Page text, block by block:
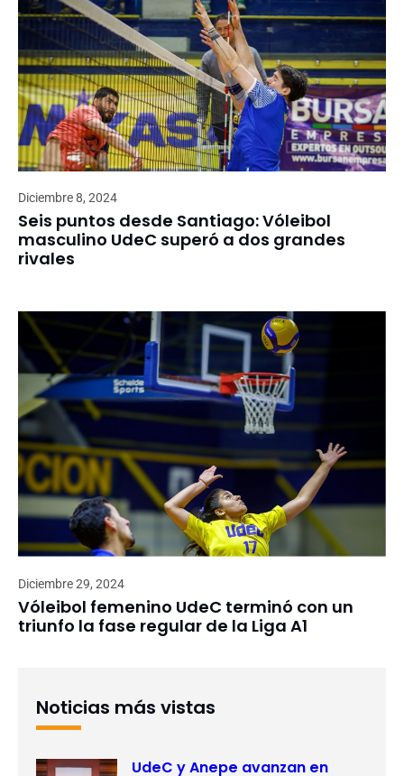
Diciembre 8, 2024
Seis puntos desde Santiago: Vóleibol
masculino UdeC superó a dos grandes
rivales
Diciembre 29, 2024
Vóleibol femenino UdeC terminó con un
triunfo la fase regular de la Liga A1
Noticias más vistas
UdeC y Anepe avanzan en